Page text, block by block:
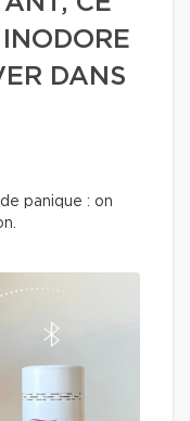
DANS
panique : on